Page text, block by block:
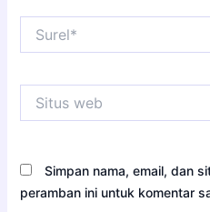
web
Simpan nama, email, dan
peramban ini untuk komentar